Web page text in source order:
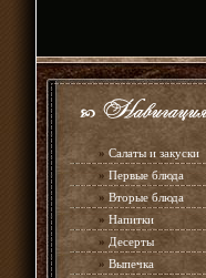
» Салаты и закуски
» Первые блюда
» Вторые блюда
» Напитки
»Десерты
» Выпечка